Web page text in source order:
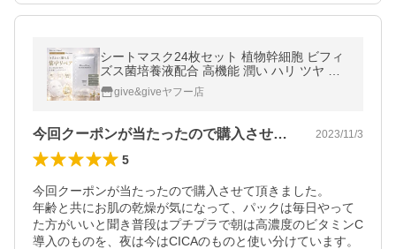
シートマスク24枚セット 植物幹細胞 ビフィ
ズス菌培養液配合 高機能 潤い ハリ ツヤ 肌
荒れ防止 個別包装 リンゴ幹細胞エキス 超Pa
yPay祭
give&giveヤフー店
今回クーポンが当たったので購入させて頂… 2023/11/3
5
今回クーポンが当たったので購入させて頂きました。
年齢と共にお肌の乾燥が気になって、パックは毎日やって
た方がいいと聞き普段はプチプラで朝は高濃度のビタミンC
導入のものを、夜は今はCICAのものと使い分けています。